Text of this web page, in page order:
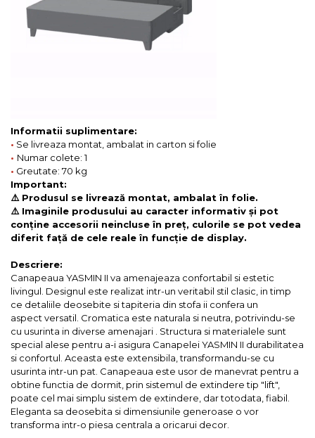
Informatii suplimentare:
• Se livreaza montat, ambalat in carton si folie
• Numar colete: 1
• Greutate: 70 kg
Important:
⚠️ Produsul se livrează montat, ambalat în folie.
⚠️ Imaginile produsului au caracter informativ și pot
conține accesorii neincluse în preț, culorile se pot vedea
diferit față de cele reale în funcție de display.
Descriere:
Canapeaua YASMIN II va amenajeaza confortabil si estetic
livingul. Designul este realizat intr-un veritabil stil clasic, in timp
ce detaliile deosebite si tapiteria din stofa ii confera un
aspect versatil. Cromatica este naturala si neutra, potrivindu-se
cu usurinta in diverse amenajari . Structura si materialele sunt
special alese pentru a-i asigura Canapelei YASMIN II durabilitatea
si confortul. Aceasta este extensibila, transformandu-se cu
usurinta intr-un pat. Canapeaua este usor de manevrat pentru a
obtine functia de dormit, prin sistemul de extindere tip "lift",
poate cel mai simplu sistem de extindere, dar totodata, fiabil.
Eleganta sa deosebita si dimensiunile generoase o vor
transforma intr-o piesa centrala a oricarui decor.